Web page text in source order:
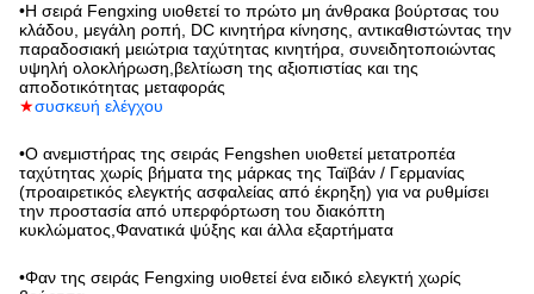
•Η σειρά Fengxing υιοθετεί το πρώτο μη άνθρακα βούρτσας του
κλάδου, μεγάλη ροπή, DC κινητήρα κίνησης, αντικαθιστώντας την
παραδοσιακή μειώτρια ταχύτητας κινητήρα, συνειδητοποιώντας
υψηλή ολοκλήρωση,βελτίωση της αξιοπιστίας και της
αποδοτικότητας μεταφοράς
★συσκευή ελέγχου
•Ο ανεμιστήρας της σειράς Fengshen υιοθετεί μετατροπέα
ταχύτητας χωρίς βήματα της μάρκας της Ταϊβάν / Γερμανίας
(προαιρετικός ελεγκτής ασφαλείας από έκρηξη) για να ρυθμίσει
την προστασία από υπερφόρτωση του διακόπτη
κυκλώματος,Φανατικά ψύξης και άλλα εξαρτήματα
•Φαν της σειράς Fengxing υιοθετεί ένα ειδικό ελεγκτή χωρίς